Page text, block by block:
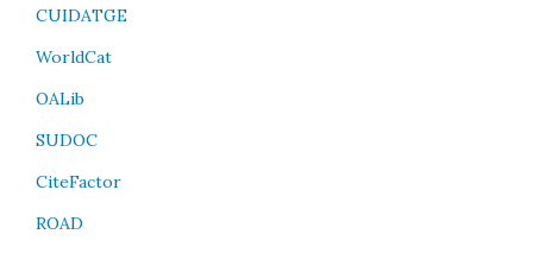
CUIDATGE
WorldCat
OALib
SUDOC
CiteFactor
ROAD